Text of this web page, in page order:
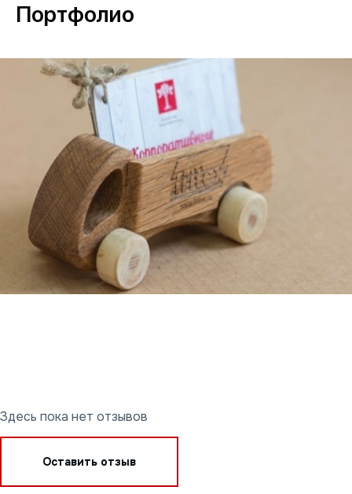
Портфолио
Здесь пока нет отзывов
Оставить отзыв